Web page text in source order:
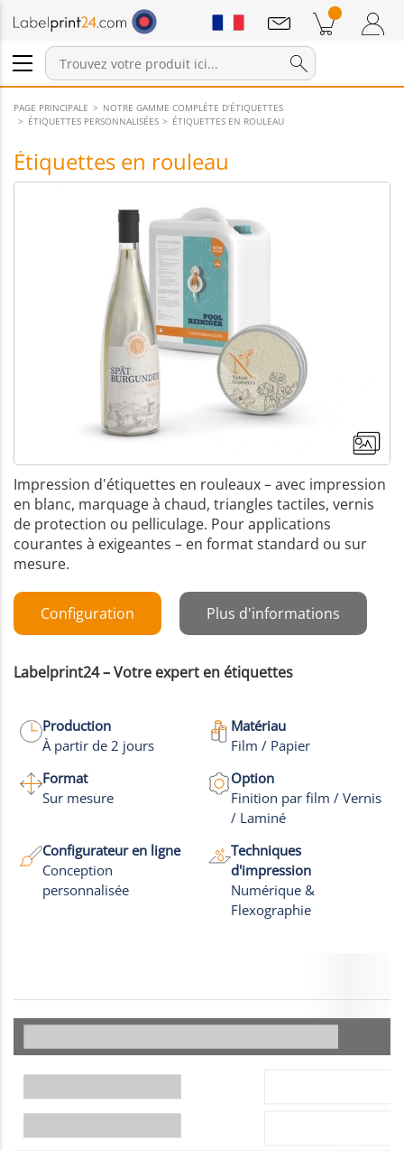
Connexion / Inscription
Produits dans le panier
Annonces
PAGE PRINCIPALE
NOTRE GAMME COMPLÈTE D’ÉTIQUETTES
ÉTIQUETTES PERSONNALISÉES
ÉTIQUETTES EN ROULEAU
Étiquettes en rouleau
Photos
Impression d'étiquettes en rouleaux – avec impression
en blanc, marquage à chaud, triangles tactiles, vernis
de protection ou pelliculage. Pour applications
courantes à exigeantes – en format standard ou sur
mesure.
Configuration Plus d'informations
Labelprint24 – Votre expert en étiquettes
Production
À partir de 2 jours
Matériau
Film / Papier
Format
Sur mesure
Option
Finition par film / Vernis
/ Laminé
Configurateur en ligne
Conception
personnalisée
Techniques
d'impression
Numérique &
Flexographie